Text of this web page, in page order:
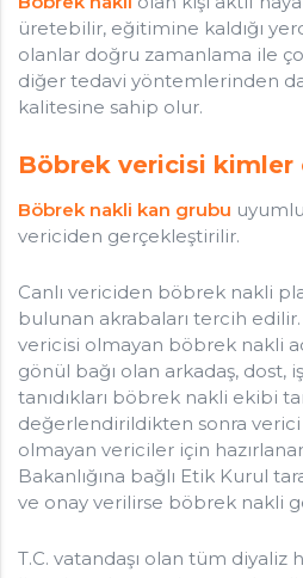
üretebilir, eğitimine kaldığı
olanlar doğru zamanlama ile
diğer tedavi yöntemlerinden
kalitesine sahip olur.
Böbrek vericisi kimler
Böbrek nakli kan grubu
vericiden gerçekleştirilir.
Canlı vericiden böbrek nakli
bulunan akrabaları tercih
vericisi olmayan böbrek nakli
gönül bağı olan arkadaş, dost,
tanıdıkları böbrek nakli ekibi
değerlendirildikten sonra verici
olmayan vericiler için
Bakanlığına bağlı Etik Kurul
ve onay verilirse böbrek nakli
T.C. vatandaşı olan tüm diyaliz